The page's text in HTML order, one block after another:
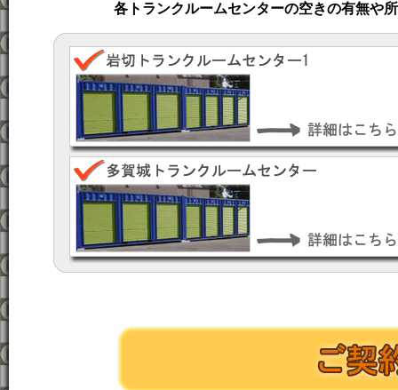
各トランクルームセンターの空きの有無や